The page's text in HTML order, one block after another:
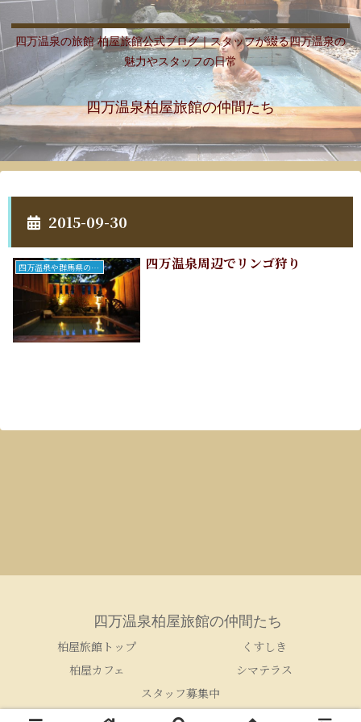
四万温泉の旅館 柏屋旅館公式ブログ｜スタッフが綴る四万温泉の
魅力やスタッフの日常
四万温泉柏屋旅館の仲間たち
2015-09-30
四万温泉や群馬県のこと 四万温泉周辺でリンゴ狩り
四万温泉柏屋旅館の仲間たち
柏屋旅館トップ
くすしき
柏屋カフェ
シマテラス
スタッフ募集中